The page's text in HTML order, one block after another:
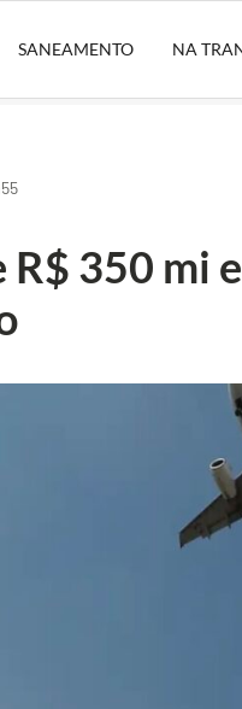
SANEAMENTO NA
350 mi